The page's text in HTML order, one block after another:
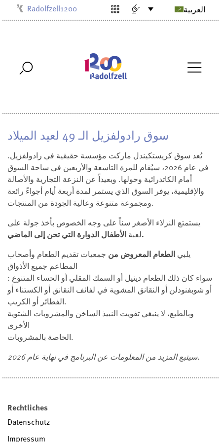
Musikschule
Stadtbibliothek
Villa Bosch
Radolfzell1200 العربية
سوق رادولفزيل الـ 49 لعيد الميلاد
يُعد سوق كريستكيندل ماركت مؤسسة حقيقية في رادولفزيل.
في عام 2026، سيُقام للمرة التاسعة والأربعين في ساحة السوق
أمام الكاتدرائية وحولها. وبعيداً عن النزعة التجارية والأصالة
والإقليمية، يوفر السوق الذي يستمر لمدة أربعة أيام أجواءً رائعة
ومجموعة متنوعة وعالية الجودة من المنتجات.
يستمتع النزلاء الأصغر سناً على وجه الخصوص بأخذ جولة على
لعبةالأطفال الدوارة التي تحن إلى الماضي.
يلبي الطعام المعروض من جمعيات تقديم الطعام وأصحاب
المطاعم جميع الأذواق
: سواء كان ذلك الطعام دينيل أو السمك المقلي أو الحساء المتنوع
أو شوبفنودلن أو النقانق المشوية في لفائف النقانق أو الكستناء أو
الفطائر أو الكريب.
وبالطبع، لا ينبغي تفويت النبيذ الساخن والمشروبات الشتوية
الأخرى
الخاصة بالمشروبات.
سيتبع المزيد من المعلومات عن البرنامج في نهاية عام 2026.
Rechtliches
Datenschutz
Impressum